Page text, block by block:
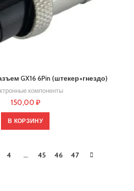
GX16 6Pin (штекер+гнездо)
компоненты
150,00 ₽
В КОРЗИНУ
4 … 45 46 47